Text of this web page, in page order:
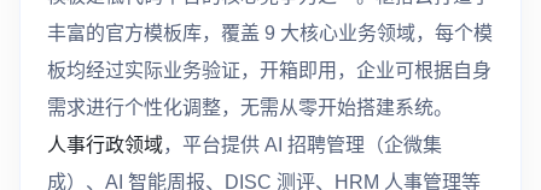
丰富的官方模板库，覆盖 9 大核心业务领域，每个模
板均经过实际业务验证，开箱即用，企业可根据自身
需求进行个性化调整，无需从零开始搭建系统。
人事行政领域，平台提供 AI 招聘管理（企微集
成）、AI 智能周报、DISC 测评、HRM 人事管理等